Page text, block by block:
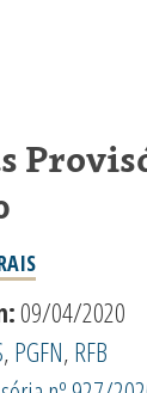
09/04/2020
, PGFN, RFB